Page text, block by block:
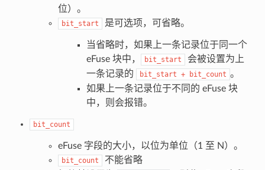
位）。
bit_start 是可选项，可省略。
当省略时，如果上一条记录位于同一个
eFuse 块中，
bit_start
会被设置为上
一条记录的
bit_start + bit_count 。
如果上一条记录位于不同的 eFuse 块
中，则会报错。
bit_count
eFuse 字段的大小，以位为单位（1 至 N）。
bit_count
不能省略